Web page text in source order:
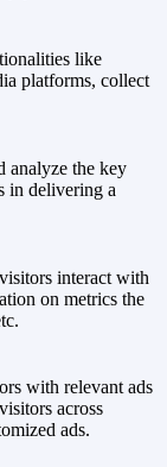
like
platforms, collect
analyze the key
in delivering a
interact with
on metrics the
with relevant ads
across
ads.